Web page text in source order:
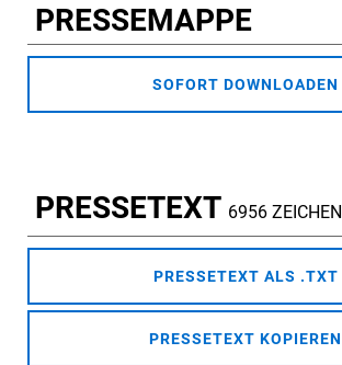
PRESSEMAPPE
SOFORT DOWNLOADEN
PRESSETEXT 6956 ZEICHEN
PRESSETEXT ALS .TXT
PRESSETEXT KOPIEREN